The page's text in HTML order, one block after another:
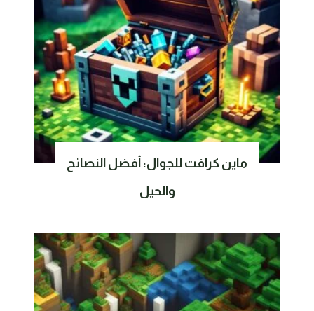
ماين كرافت للجوال: أفضل النصائح
والحيل